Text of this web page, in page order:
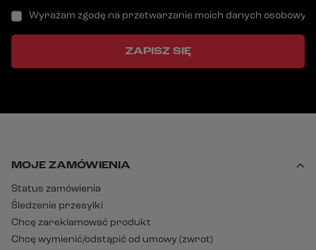
Wyrażam zgodę na przetwarzanie moich danych
ZAPISZ SIĘ
MOJE ZAMÓWIENIA
Status zamówienia
Śledzenie przesyłki
Chcę zareklamować produkt
Chcę wymienić/odstąpić od umowy (zwrot)